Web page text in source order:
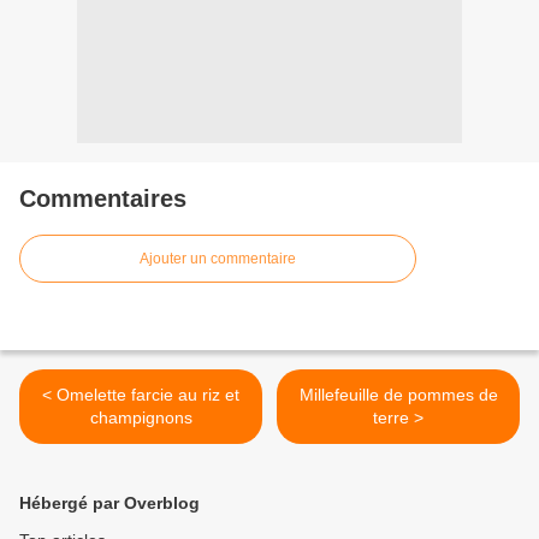
Commentaires
Ajouter un commentaire
< Omelette farcie au riz et
champignons
Millefeuille de pommes de
terre >
Hébergé par Overblog